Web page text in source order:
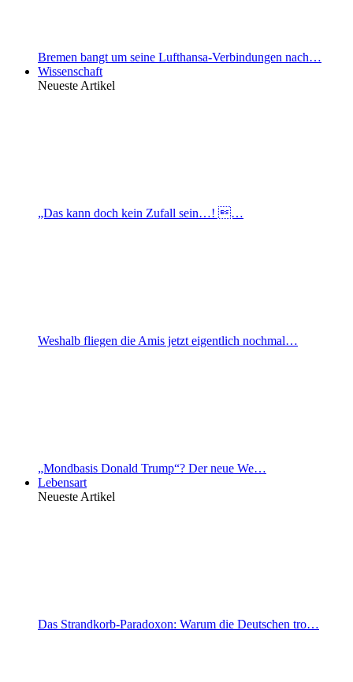
Bremen bangt um seine Lufthansa-Verbindungen nach…
Wissenschaft
Neueste Artikel
„Das kann doch kein Zufall sein…! …
Weshalb fliegen die Amis jetzt eigentlich nochmal…
„Mondbasis Donald Trump“? Der neue We…
Lebensart
Neueste Artikel
Das Strandkorb-Paradoxon: Warum die Deutschen tro…